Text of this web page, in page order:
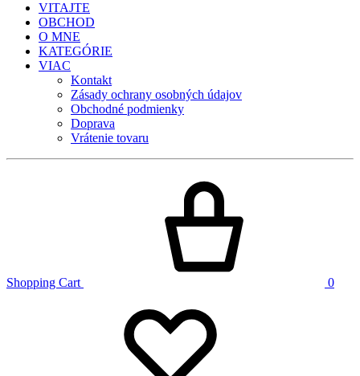
VITAJTE
OBCHOD
O MNE
KATEGÓRIE
VIAC
Kontakt
Zásady ochrany osobných údajov
Obchodné podmienky
Doprava
Vrátenie tovaru
Shopping Cart 0